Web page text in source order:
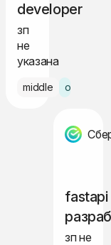
developer
зп
не
указана
middle офис
fastapi
зп не